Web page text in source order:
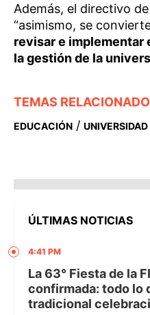
Además, el directivo
“asimismo, se
revisar e
la gestión de la
TEMAS
EDUCACIÓN /
ÚLTIMAS NOTICIAS
4:41 PM
La 63° Fiesta de la
confirmada: todo lo
tradicional